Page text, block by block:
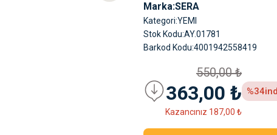
Marka SERA
Kategori YEMI
Stok Kodu AY.01781
Barkod Kodu 4001942558419
550,00 ₺
363,00 ₺
Kazancınız 187,00 ₺
%34